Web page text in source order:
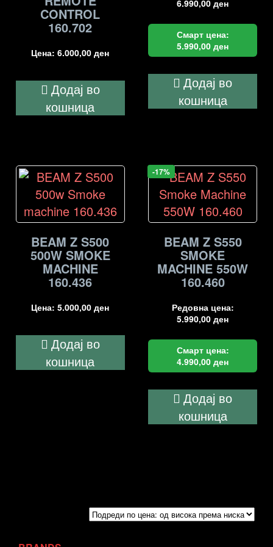
CONTROL
160.702
Цена:6.000,00ден
Додај во
кошница
6.990,00ден
Смарт цена:
5.990,00ден
Додај во
кошница
BEAM Z S500
500W SMOKE
MACHINE
160.436
Цена:5.000,00ден
Додај во
кошница
-17%
BEAM Z S550
SMOKE
MACHINE 550W
160.460
Редовна цена:
5.990,00ден
Смарт цена:
4.990,00ден
Додај во
кошница